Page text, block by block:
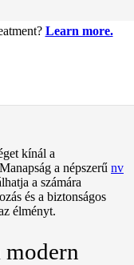
Learn more.
és
kínál a
a népszerű nv
a számára
és a biztonságos
élményt.
modern